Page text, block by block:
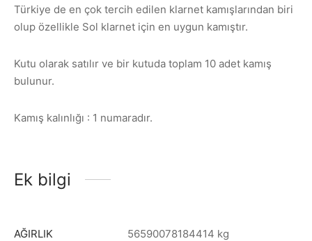
Türkiye de en çok tercih edilen klarnet kamışlarından biri
olup özellikle Sol klarnet için en uygun kamıştır.
Kutu olarak satılır ve bir kutuda toplam 10 adet kamış
bulunur.
Kamış kalınlığı : 1 numaradır.
Ek bilgi
AĞIRLIK 56590078184414 kg